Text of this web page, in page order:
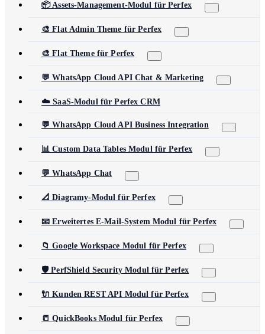
📦 Assets-Management-Modul für Perfex
🎨 Flat Admin Theme für Perfex
🎨 Flat Theme für Perfex
💬 WhatsApp Cloud API Chat & Marketing
☁️ SaaS-Modul für Perfex CRM
💬 WhatsApp Cloud API Business Integration
📊 Custom Data Tables Modul für Perfex
💬 WhatsApp Chat
📐 Diagramy-Modul für Perfex
📧 Erweitertes E-Mail-System Modul für Perfex
📁 Google Workspace Modul für Perfex
🛡️ PerfShield Security Modul für Perfex
🔌 Kunden REST API Modul für Perfex
📒 QuickBooks Modul für Perfex